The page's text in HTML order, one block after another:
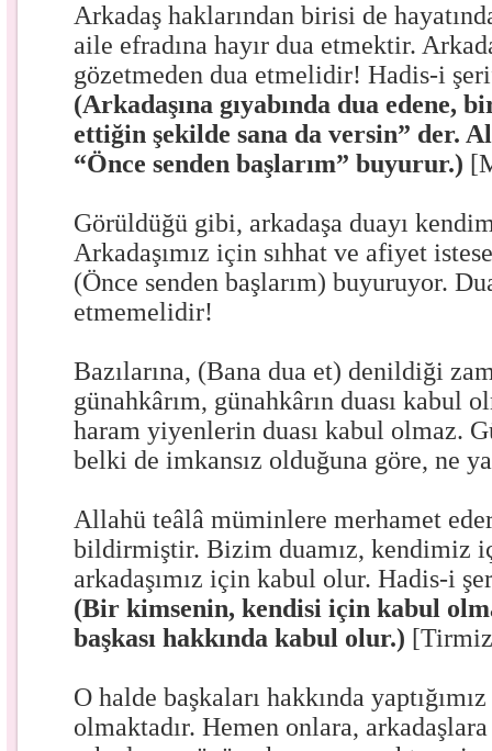
Arkadaş haklarından birisi de
aile efradına hayır dua etmektir.
gözetmeden dua etmelidir! Hadis-i
(Arkadaşına gıyabında dua edene,
ettiğin şekilde sana da versin” der.
“Önce senden başlarım” buyurur.)
Görüldüğü gibi, arkadaşa duayı
Arkadaşımız için sıhhat ve afiyet
(Önce senden başlarım) buyuruyor.
etmemelidir!
Bazılarına, (Bana dua et) denildiği
günahkârım, günahkârın duası kabul
haram yiyenlerin duası kabul olmaz.
belki de imkansız olduğuna göre, ne
Allahü teâlâ müminlere merhamet
bildirmiştir. Bizim duamız, kendimiz
arkadaşımız için kabul olur. Hadis-i
(Bir kimsenin, kendisi için kabul
başkası hakkında kabul olur.)
O halde başkaları hakkında
olmaktadır. Hemen onlara,